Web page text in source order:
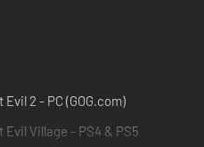
Evil 2 - PC (GOG.com)
Evil Village - PS4 & PS5